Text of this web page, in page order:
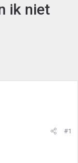
ik niet
#1